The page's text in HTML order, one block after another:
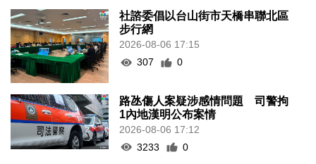
社諮委倡以台山街市天橋串聯北區
步行網
2026-08-06 17:15
307
0
路氹傷人案疑涉感情問題 司警拘
1內地漢明公布案情
2026-08-06 17:12
3233
0